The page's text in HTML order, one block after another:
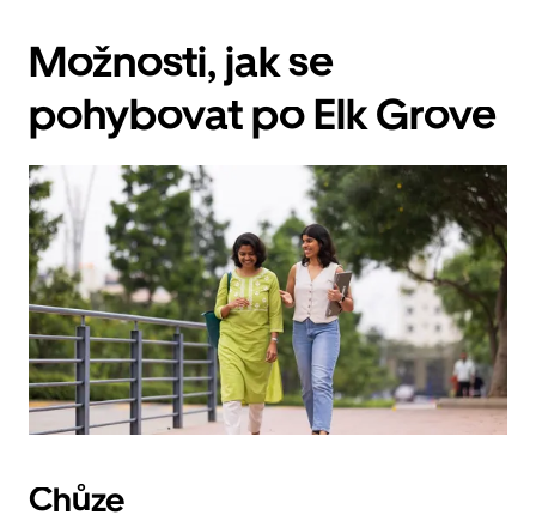
kalendář
a můžeš
datum.
Stisknutím
Esc
zavřeš
kalendář.
Možnosti, jak se
pohybovat po Elk Grove
Chůze